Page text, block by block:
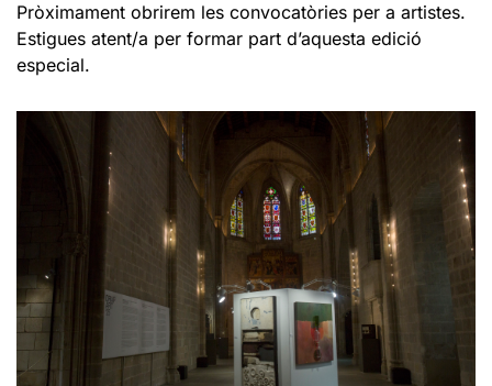
Pròximament obrirem les convocatòries per a artistes.
Estigues atent/a per formar part d’aquesta edició
especial.